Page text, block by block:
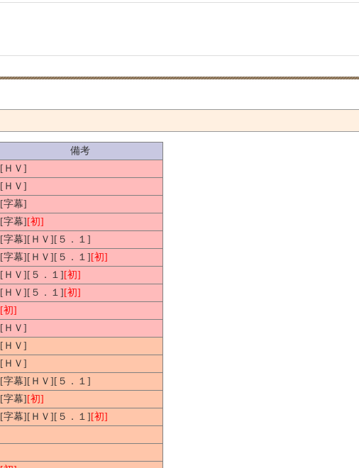
備考
[ＨＶ]
[ＨＶ]
[字幕]
[字幕][初]
[字幕][ＨＶ][５．１]
[字幕][ＨＶ][５．１][初]
[ＨＶ][５．１][初]
[ＨＶ][５．１][初]
[初]
[ＨＶ]
[ＨＶ]
[ＨＶ]
[字幕][ＨＶ][５．１]
[字幕][初]
[字幕][ＨＶ][５．１][初]